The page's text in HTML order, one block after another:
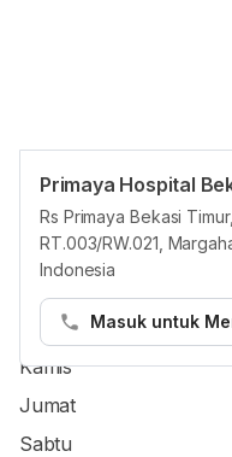
Primaya Hospital
Rs Primaya Bekasi
RT.003/RW.021,
Indonesia
Masuk untuk
Jam reguler
Senin
Rabu
Kamis
Jumat
Sabtu